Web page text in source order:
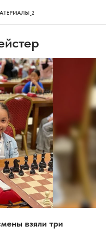
взяли три